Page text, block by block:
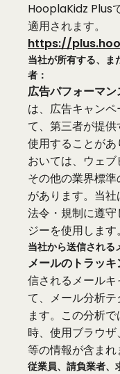
HooplaKidz Plus
適用されます。
https://
当社が所有する、ま
者：
広告パフォーマ
は、広告キャン
て、第三者が提
使用することが
おいては、ウェブ
その他の業界標
があります。当社
法令・規制に遵
ジーを使用します。
当社から送信される
メールのトラッ
信されるメール
て、メール分析
ます。この分析
時、使用ブラウ
等の情報が含まれ
従業員、請負業者、